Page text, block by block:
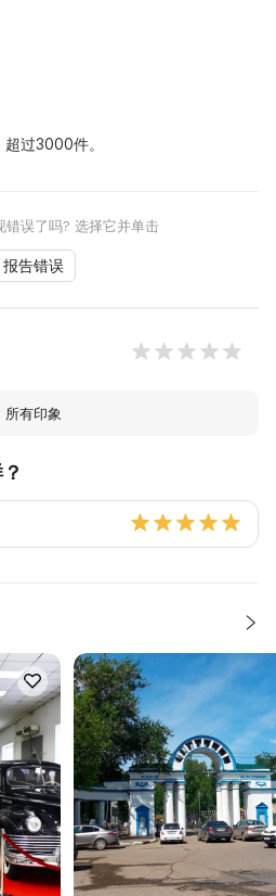
过3000件。
错误了吗? 选择它并单击
报告错误
所有印象